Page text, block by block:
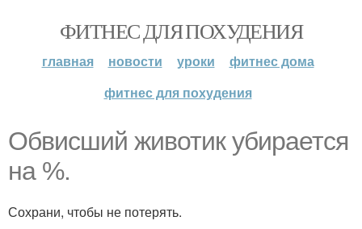
ФИТНЕС ДЛЯ ПОХУДЕНИЯ
главная новости уроки
фитнес дома
фитнес для похудения
Обвисший животик убирается
на %.
Сохрани, чтобы не потерять.